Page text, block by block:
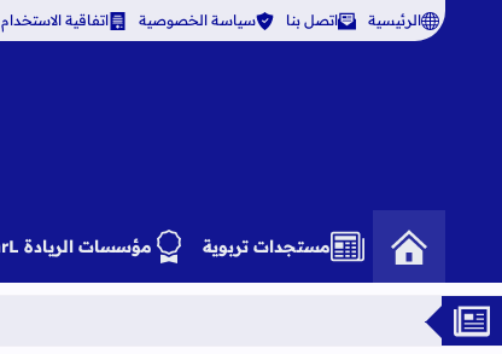
الرئيسية اتصل بنا سياسة الخصوصية اتفاقية الاستخدام
مستجدات تربوية مؤسسات الريادة TarL